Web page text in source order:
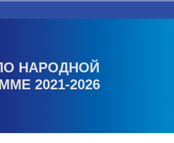
НАРОДНОЙ
2021-2026